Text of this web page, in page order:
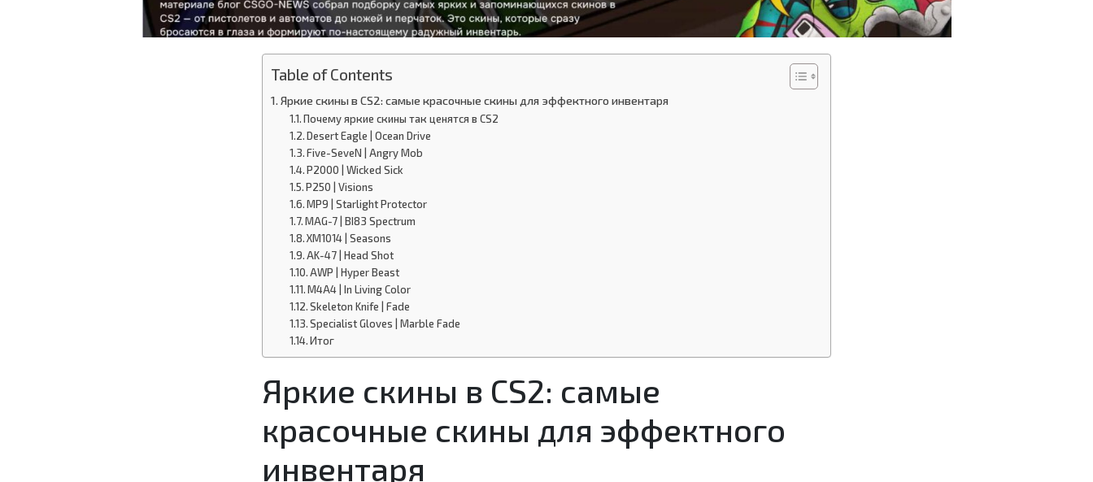
Table of Contents
Яркие скины в CS2: самые красочные скины для эффектного инвентаря
Почему яркие скины так ценятся в CS2
Desert Eagle | Ocean Drive
Five-SeveN | Angry Mob
P2000 | Wicked Sick
P250 | Visions
MP9 | Starlight Protector
MAG-7 | BI83 Spectrum
XM1014 | Seasons
AK-47 | Head Shot
AWP | Hyper Beast
M4A4 | In Living Color
Skeleton Knife | Fade
Specialist Gloves | Marble Fade
Итог
Яркие скины в CS2: самые
красочные скины для эффектного
инвентаря